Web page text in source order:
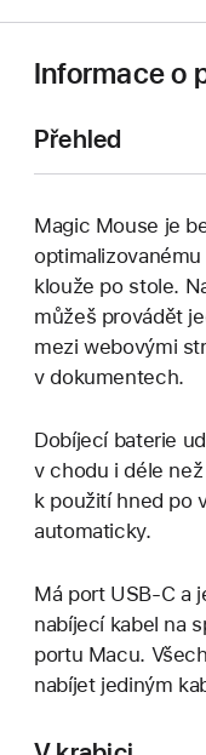
Informace o
Přehled
Magic Mouse je
klouže po stole.
můžeš provádět
mezi webovými
v dokumentech.
Dobíjecí baterie
v chodu i déle
k použití hned po
automaticky.
Má port USB‑C a
nabíjecí kabel na
portu Macu.
nabíjet jediným